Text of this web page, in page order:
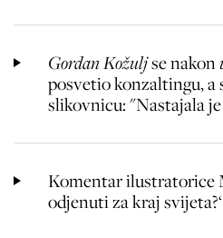
Gordan Kožuljse nakon
posvetio konzaltingu, a
slikovnicu: "Nastajala
Komentar ilustratorice
odjenuti za kraj svijeta?‘